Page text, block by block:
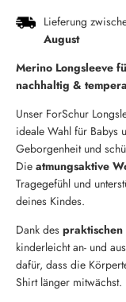
Lieferung
August
Merino Longsleeve
nachhaltig &
Unser ForSchur
ideale Wahl für Babys
Geborgenheit und
Die atmungsaktive
Tragegefühl und
deines Kindes.
Dank des praktischen
kinderleicht an- und
dafür, dass die
Shirt länger mitwächst.